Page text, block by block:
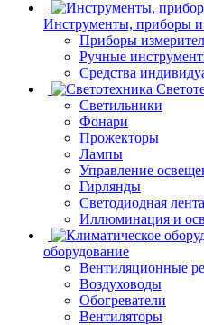
Инструменты, приборы и
Приборы
Ручные
Средства
Светильники
Фонари
Прожекторы
Лампы
Управление
Гирлянды
Светодиодная
Иллюминация и
оборудование
Вентиляционные
Воздуховоды
Обогреватели
Вентиляторы